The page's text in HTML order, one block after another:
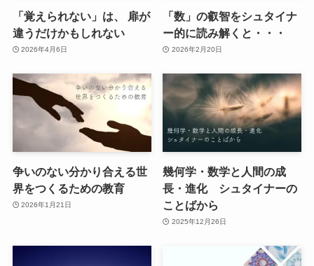
「覚えられない」は、 扉が
違うだけかもしれない
2026年4月6日
「数」の叡智をシュタイナ
ー的に読み解くと・・・
2026年2月20日
争いのない分かり合える世
界をつくるための教育
2026年1月21日
幾何学・数学と人間の成
長・進化 シュタイナーの
ことばから
2025年12月26日